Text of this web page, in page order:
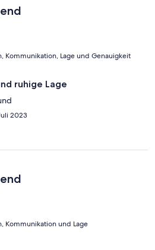
Kommunikation, Lage und Genauigkeit
ruhige Lage
2023
Kommunikation und Lage